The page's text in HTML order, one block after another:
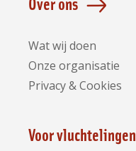
Wat wij doen
Onze organisatie
Privacy & Cookies
Voor vluchtelingen